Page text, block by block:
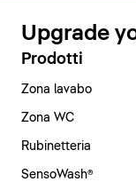
Upgrade
Prodotti
Zona lavabo
Zona WC
Rubinetteria
SensoWash®